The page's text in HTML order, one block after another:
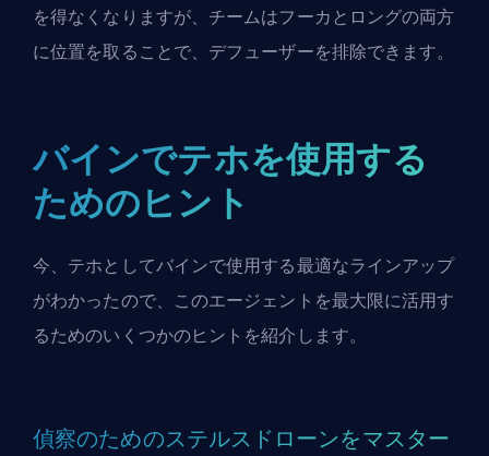
を得なくなりますが、チームはフーカとロングの両方
に位置を取ることで、デフューザーを排除できます。
バインでテホを使用する
ためのヒント
今、テホとしてバインで使用する最適なラインアップ
がわかったので、このエージェント を最大限に活用す
るためのいくつかのヒントを紹介します。
偵察のためのステルスドローンをマスター